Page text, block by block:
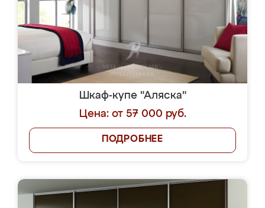
Шкаф-купе "Аляска"
Цена: от 57 000 руб.
ПОДРОБНЕЕ